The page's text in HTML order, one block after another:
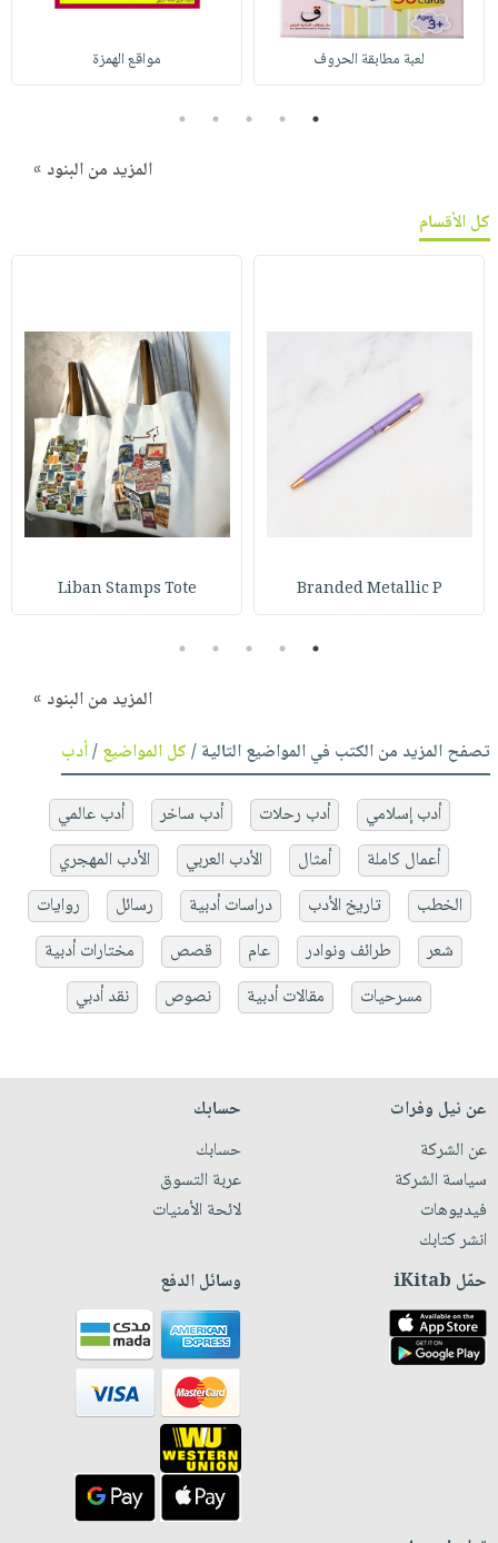
لعبة مطابقة الحروف مواقع الهمزة
1
2
3
4
5
المزيد من البنود »
كل الأقسام
Branded Metallic P
Liban Stamps Tote
1
2
3
4
5
المزيد من البنود »
تصفح المزيد من الكتب في المواضيع التالية /كل المواضيع/أدب
أدب إسلامي أدب رحلات أدب ساخر
أدب عالمي
أعمال كاملة
أمثال الأدب العربي
الأدب المهجري
الخطب
تاريخ الأدب دراسات أدبية رسائل
روايات
شعر
طرائف ونوادر عام قصص
مختارات أدبية
مسرحيات
مقالات أدبية نصوص نقد أدبي
عن نيل وفرات
عن الشركة
سياسة الشركة
فيديوهات
انشر كتابك
حسابك
حسابك
عربة التسوق
لائحة الأمنيات
حمّل iKitab وسائل الدفع